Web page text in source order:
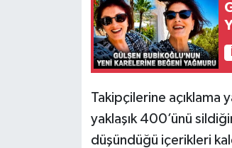
Takipçilerine açıklama
yaklaşık 400’ünü
düşündüğü içerikleri